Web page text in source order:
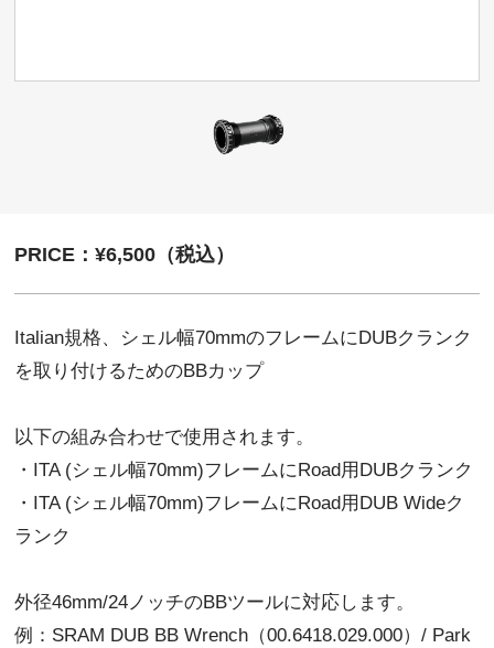
PRICE：¥6,500（税込）
Italian規格、シェル幅70mmのフレームにDUBクランク
を取り付けるためのBBカップ
以下の組み合わせで使用されます。
・ITA (シェル幅70mm)フレームにRoad用DUBクランク
・ITA (シェル幅70mm)フレームにRoad用DUB Wideク
ランク
外径46mm/24ノッチのBBツールに対応します。
例：SRAM DUB BB Wrench（00.6418.029.000）/ Park